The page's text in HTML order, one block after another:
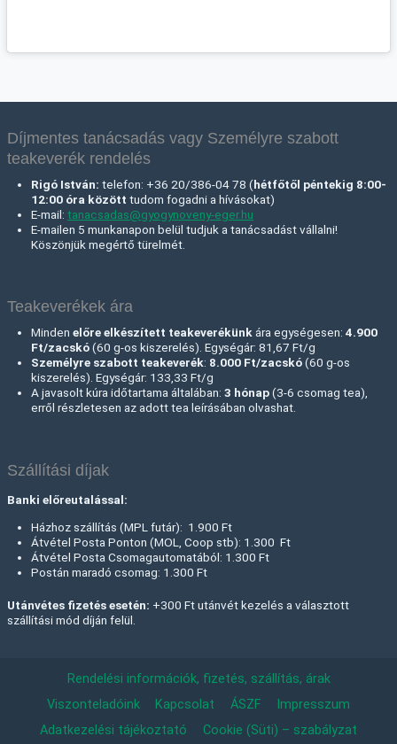
Díjmentes tanácsadás vagy Személyre szabott
teakeverék rendelés
Rigó István:telefon: +36 20/386-04 78 (hétfőtől péntekig 8:00-
12:00 óra között tudom fogadni a hívásokat)
E-mail:tanacsadas@gyogynoveny-eger.hu
E-mailen 5 munkanapon belül tudjuk a tanácsadást vállalni!
Köszönjük megértő türelmét.
Teakeverékek ára
Mindenelőre elkészített teakeverékünk ára egységesen:4.900
Ft/zacskó(60 g-os kiszerelés). Egységár: 81,67 Ft/g
Személyre szabott teakeverék: 8.000 Ft/zacskó(60 g-os
kiszerelés). Egységár: 133,33 Ft/g
A javasolt kúra időtartama általában: 3 hónap(3-6 csomag tea),
erről részletesen az adott tea leírásában olvashat.
Szállítási díjak
Banki előreutalással:
Házhoz szállítás (MPL futár): 1.900 Ft
Átvétel Posta Ponton (MOL, Coop stb): 1.300 Ft
Átvétel Posta Csomagautomatából: 1.300 Ft
Postán maradó csomag: 1.300 Ft
Utánvétes fizetés esetén: +300 Ft utánvét kezelés a választott
szállítási mód díján felül.
Rendelési információk, fizetés, szállítás, árak
Viszonteladóink
Kapcsolat ÁSZF
Impresszum
Adatkezelési tájékoztató
Cookie (Süti) – szabályzat